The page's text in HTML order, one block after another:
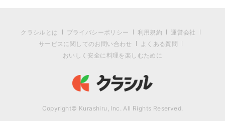
クラシルとは プライバシーポリシー 利用規約
運営会社
サービスに関してのお問い合わせ
よくある質問
おいしく安全に料理を楽しむために
Copyright© Kurashiru, Inc. All Rights Reserved.